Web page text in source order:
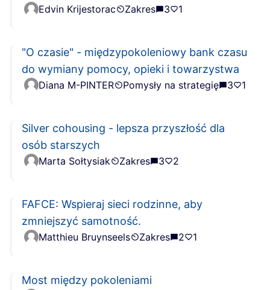
Edvin Krijestorac Zakres 3 1
"O czasie" - międzypokoleniowy bank czasu
do wymiany pomocy, opieki i towarzystwa
Diana M-PINTER Pomysły na strategię 3 1
Silver cohousing - lepsza przyszłość dla
osób starszych
Marta Sołtysiak Zakres 3 2
FAFCE: Wspieraj sieci rodzinne, aby
zmniejszyć samotność.
Matthieu Bruynseels Zakres 2 1
Most między pokoleniami